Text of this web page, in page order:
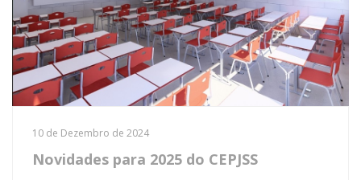
10 de Dezembro de 2024
Novidades para 2025 do CEPJSS